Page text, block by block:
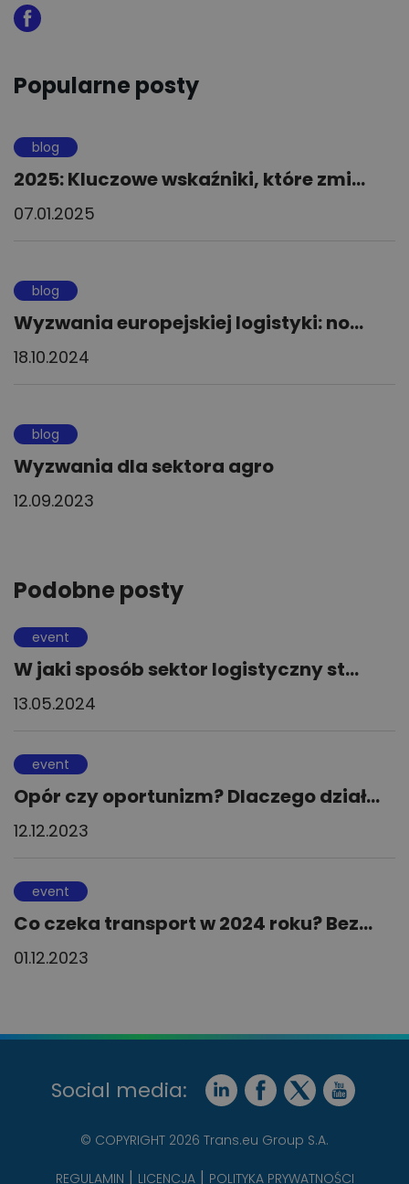
Popularne posty
blog
2025: Kluczowe wskaźniki, które zmi...
07.01.2025
blog
Wyzwania europejskiej logistyki: no...
18.10.2024
blog
Wyzwania dla sektora agro
12.09.2023
Podobne posty
event
W jaki sposób sektor logistyczny st...
13.05.2024
event
Opór czy oportunizm? Dlaczego dział...
12.12.2023
event
Co czeka transport w 2024 roku? Bez...
01.12.2023
Social media:
© COPYRIGHT 2026 Trans.eu Group S.A.
REGULAMIN LICENCJA POLITYKA PRYWATNOŚCI